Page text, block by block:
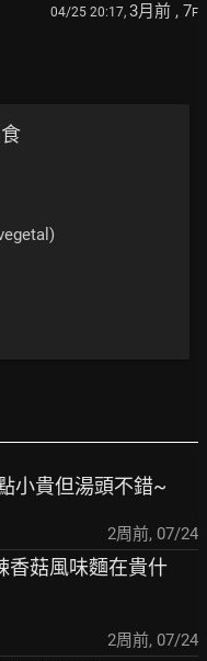
04/25 20:17, 3月前 , 7F
小貴但湯頭不錯~
2周前, 07/24
香菇風味麵在貴什
2周前, 07/24